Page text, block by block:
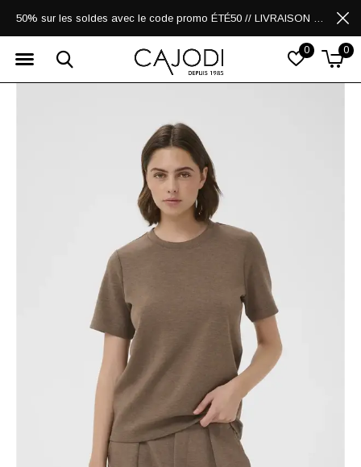
0 0
50% sur les soldes avec le code promo ÉTÉ50 // LIVRAISON GRATUITE POUR LES ACHATS DE 250$ ET PLUS